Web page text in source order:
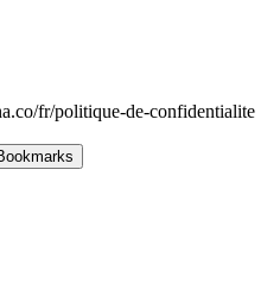
fr/politique-de-confidentialite